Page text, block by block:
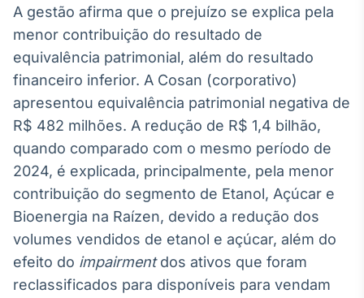
Broadcast
Plataforma para
negociação de
ativos
Broadcast
Datafeed
APIs para
integração de
conteúdos e
dados
Broadcast
Ticker
A gestão afirma que o prejuízo se explica pela
menor contribuição do resultado de
equivalência patrimonial, além do resultado
financeiro inferior. A Cosan (corporativo)
apresentou equivalência patrimonial negativa de
R$ 482 milhões. A redução de R$ 1,4 bilhão,
quando comparado com o mesmo período de
2024, é explicada, principalmente, pela menor
contribuição do segmento de Etanol, Açúcar e
Bioenergia na Raízen, devido a redução dos
volumes vendidos de etanol e açúcar, além do
efeito do impairmentdos ativos que foram
reclassificados para disponíveis para vendam